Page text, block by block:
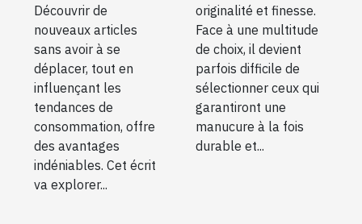
Découvrir de
nouveaux articles
sans avoir à se
déplacer, tout en
influençant les
tendances de
consommation, offre
des avantages
indéniables. Cet écrit
va explorer...
originalité et finesse.
Face à une multitude
de choix, il devient
parfois difficile de
sélectionner ceux qui
garantiront une
manucure à la fois
durable et...